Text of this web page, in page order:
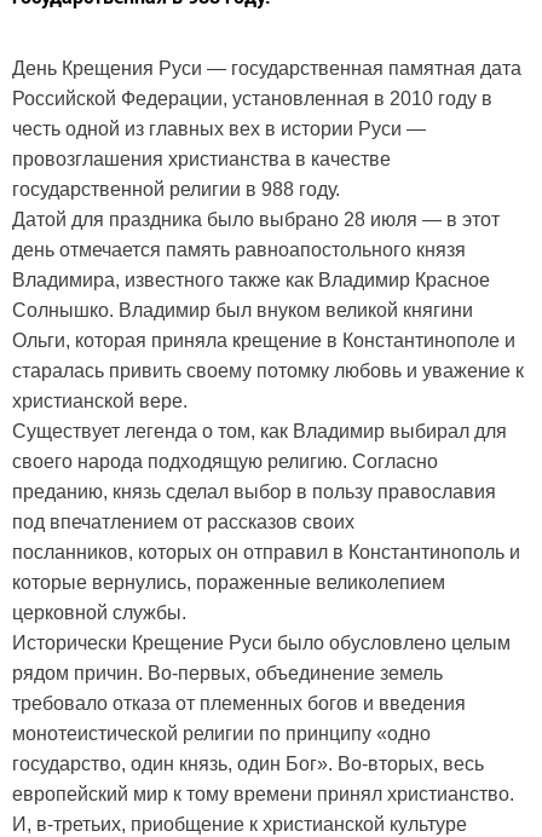
День Крещения Руси — государственная памятная дата
Российской Федерации, установленная в 2010 году в
честь одной из главных вех в истории Руси —
провозглашения христианства в качестве
государственной религии в 988 году.
Датой для праздника было выбрано 28 июля — в этот
день отмечается память равноапостольного князя
Владимира, известного также как Владимир Красное
Солнышко. Владимир был внуком великой княгини
Ольги, которая приняла крещение в Константинополе и
старалась привить своему потомку любовь и уважение к
христианской вере.
Существует легенда о том, как Владимир выбирал для
своего народа подходящую религию. Согласно
преданию, князь сделал выбор в пользу православия
под впечатлением от рассказов своих
посланников, которых он отправил в Константинополь и
которые вернулись, пораженные великолепием
церковной службы.
Исторически Крещение Руси было обусловлено целым
рядом причин. Во-первых, объединение земель
требовало отказа от племенных богов и введения
монотеистической религии по принципу «одно
государство, один князь, один Бог». Во-вторых, весь
европейский мир к тому времени принял христианство.
И, в-третьих, приобщение к христианской культуре